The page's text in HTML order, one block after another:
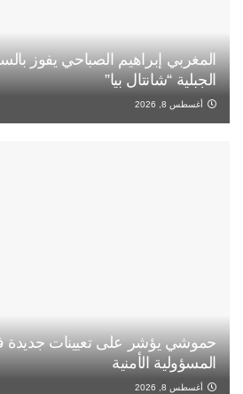
المغربي إبراهيم الصباحي يفوز
الجبلية “شانتال بيا”
أغسطس 8, 2026
حموشي يؤشر على تعيينات
المسؤولية الأمنية
أغسطس 8, 2026